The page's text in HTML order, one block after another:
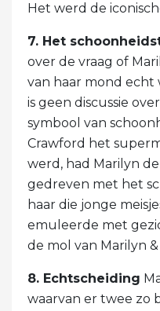
Het werd de
7. Het
over de vraag of
van haar mond echt
is geen discussie
symbool van
Crawford het
werd, had Marilyn
gedreven met het
haar die jonge
emuleerde met
de mol van Marilyn &
8. Echtscheiding
waarvan er twee zo